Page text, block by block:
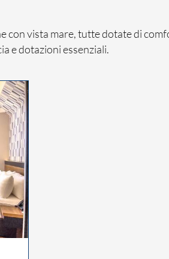
con vista mare, tutte dotate di
e dotazioni essenziali.